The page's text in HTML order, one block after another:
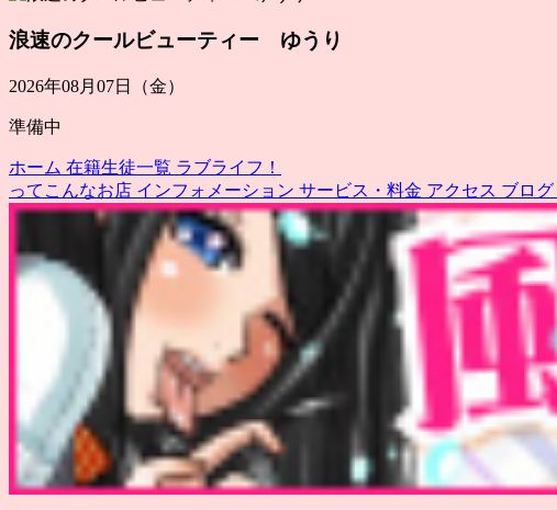
浪速のクールビューティー ゆうり
2026年08月07日（金）
準備中
ホーム 在籍生徒一覧 ラブライフ！
ってこんなお店 インフォメーション サービス・料金 アクセス ブログ